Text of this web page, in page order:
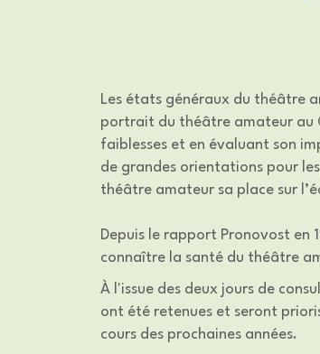
Les états généraux du théâtre
portrait du théâtre amateur au
faiblesses et en évaluant son
de grandes orientations pour
théâtre amateur sa place sur
Depuis le rapport Pronovost en
connaître la santé du théâtre
À l'issue des deux jours de
ont été retenues et seront
cours des prochaines années.